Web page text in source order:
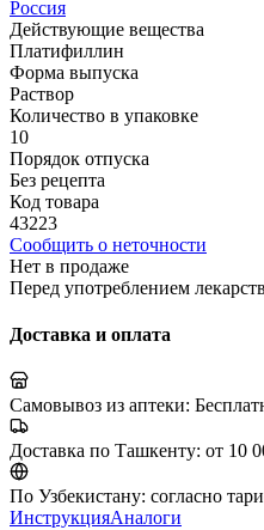
Россия
Действующие вещества
Платифиллин
Форма выпуска
Раствор
Количество в упаковке
10
Порядок отпуска
Без рецепта
Код товара
43223
Сообщить о неточности
Нет в продаже
Перед употреблением
Доставка и оплата
Самовывоз из аптеки:
Доставка по Ташкенту: от 10
По Узбекистану: согласно
ИнструкцияАналоги